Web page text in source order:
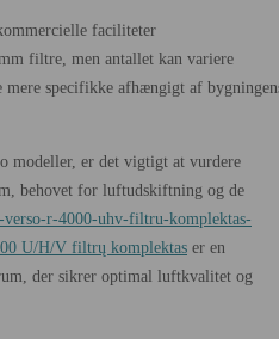
faciliteter
filtre, men antallet kan variere
specifikke afhængigt af
modeller, er det vigtigt at vurdere
behovet for luftudskiftning og de
r-4000-uhv-filtru-komplektas-
U/H/V filtrų komplektas er en
der sikrer optimal luftkvalitet og